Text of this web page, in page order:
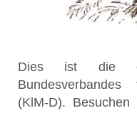
Dies ist die
(KlM-D).